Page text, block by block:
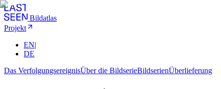
Bildatlas
Projekt
EN|
DE
Das VerfolgungsereignisÜber die BildserieBildserienÜberlieferung